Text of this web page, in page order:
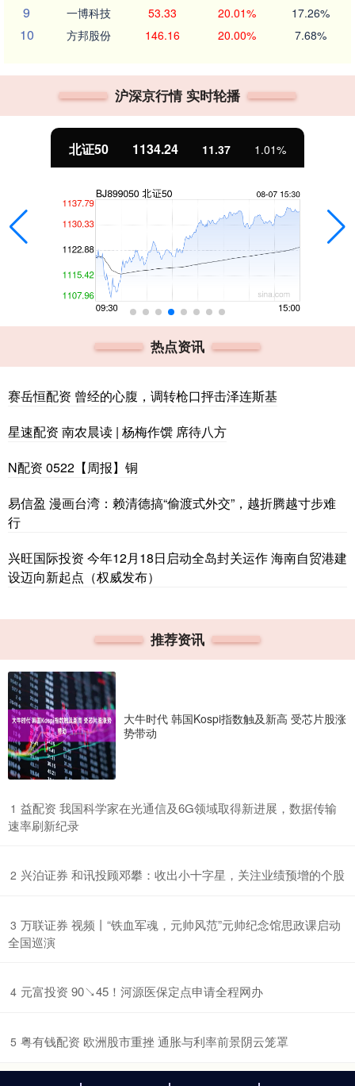
9 一博科技 53.33 20.01% 17.26%
10 方邦股份 146.16 20.00% 7.68%
沪深京行情 实时轮播
北证50 1134.24 11.37 1.01%
热点资讯
赛岳恒配资 曾经的心腹，调转枪口抨击泽连斯基
星速配资 南农晨读 | 杨梅作馔 席待八方
N配资 0522【周报】铜
易信盈 漫画台湾：赖清德搞“偷渡式外交”，越折腾越寸步难
行
兴旺国际投资 今年12月18日启动全岛封关运作 海南自贸港建
设迈向新起点（权威发布）
推荐资讯
大牛时代 韩国Kospi指数触及新高 受芯片股涨
势带动
1 ​益配资 我国科学家在光通信及6G领域取得新进展，数据传输
速率刷新纪录
2 ​兴泊证券 和讯投顾邓攀：收出小十字星，关注业绩预增的个股
3 ​万联证券 视频丨“铁血军魂，元帅风范”元帅纪念馆思政课启动
全国巡演
4 ​元富投资 90↘45！河源医保定点申请全程网办
5 ​粤有钱配资 欧洲股市重挫 通胀与利率前景阴云笼罩